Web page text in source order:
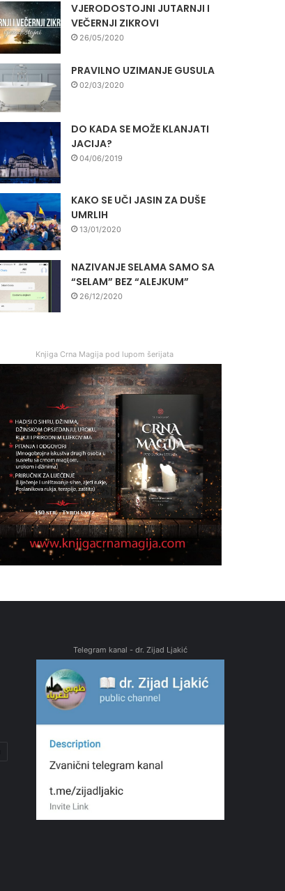
VJERODOSTOJNI JUTARNJI I
VEČERNJI ZIKROVI
26/05/2020
PRAVILNO UZIMANJE GUSULA
02/03/2020
DO KADA SE MOŽE KLANJATI
JACIJA?
04/06/2019
KAKO SE UČI JASIN ZA DUŠE
UMRLIH
13/01/2020
NAZIVANJE SELAMA SAMO SA
“SELAM” BEZ “ALEJKUM”
26/12/2020
Knjiga Crna Magija pod lupom šerijata
Telegram kanal - dr. Zijad Ljakić